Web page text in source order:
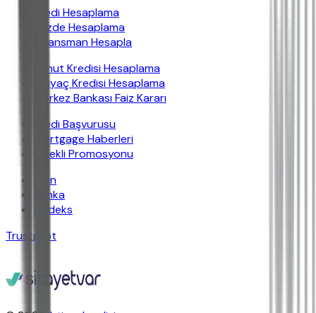
Kredi Hesaplama
Yüzde Hesaplama
Finansman Hesapla
Konut Kredisi Hesaplama
İhtiyaç Kredisi Hesaplama
Merkez Bankası Faiz Kararı
Kredi Başvurusu
Mortgage Haberleri
Emekli Promosyonu
İban
Banka
Findeks
Trustpilot